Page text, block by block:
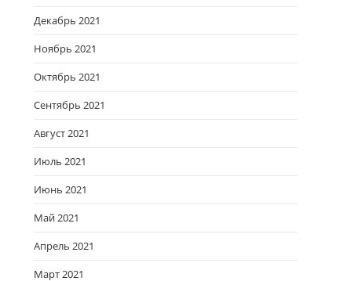
Декабрь 2021
Ноябрь 2021
Октябрь 2021
Сентябрь 2021
Август 2021
Июль 2021
Июнь 2021
Май 2021
Апрель 2021
Март 2021